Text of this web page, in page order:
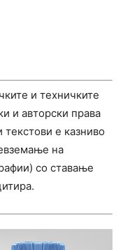
и техничките
и авторски права
е казниво
на
со ставање